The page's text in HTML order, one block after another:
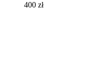
400 zł